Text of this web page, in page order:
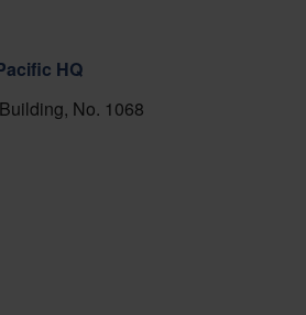
HQ
No. 1068